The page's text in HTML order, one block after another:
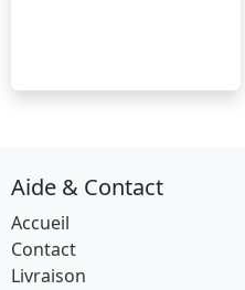
Aide & Contact
Accueil
Contact
Livraison